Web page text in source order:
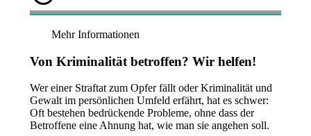
Mehr Informationen
Von Kriminalität betroffen? Wir helfen!
Wer einer Straftat zum Opfer fällt oder Kriminalität und
Gewalt im persönlichen Umfeld erfährt, hat es schwer:
Oft bestehen bedrückende Probleme, ohne dass der
Betroffene eine Ahnung hat, wie man sie angehen soll.